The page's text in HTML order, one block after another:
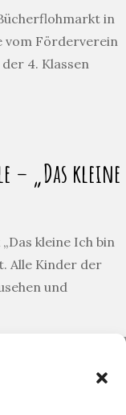
in
vom Förderverein
4. Klassen
– „Das kleine
kleine Ich bin
Alle Kinder der
und